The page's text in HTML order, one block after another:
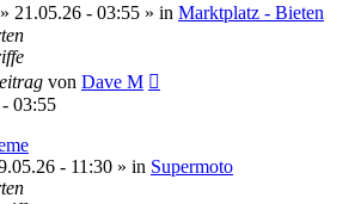
» 21.05.26 - 03:55 » in Marktplatz - Bieten
von Dave M
03:55
- 11:30 » in Supermoto